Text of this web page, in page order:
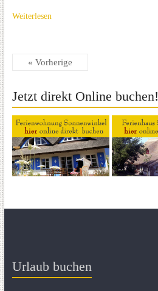
Weiterlesen
« Vorherige
Jetzt direkt Online buchen!
Urlaub buchen